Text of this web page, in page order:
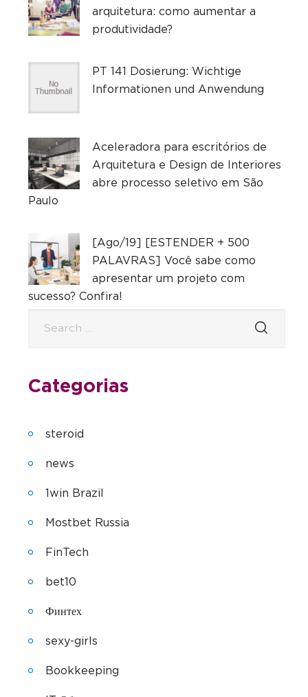
arquitetura: como aumentar a
produtividade?
PT 141 Dosierung: Wichtige
Informationen und Anwendung
Aceleradora para escritórios de
Arquitetura e Design de Interiores
abre processo seletivo em São
Paulo
[Ago/19] [ESTENDER + 500
PALAVRAS] Você sabe como
apresentar um projeto com
sucesso? Confira!
Categorias
steroid
news
1win Brazil
Mostbet Russia
FinTech
bet10
Финтех
sexy-girls
Bookkeeping